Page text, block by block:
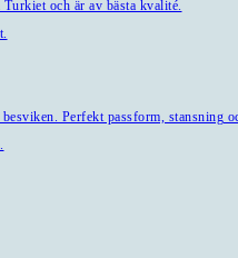
och är av bästa kvalité.
Perfekt passform, stansning